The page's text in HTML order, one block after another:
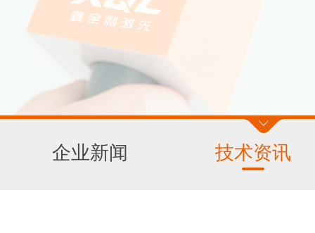
企业新闻 技术资讯